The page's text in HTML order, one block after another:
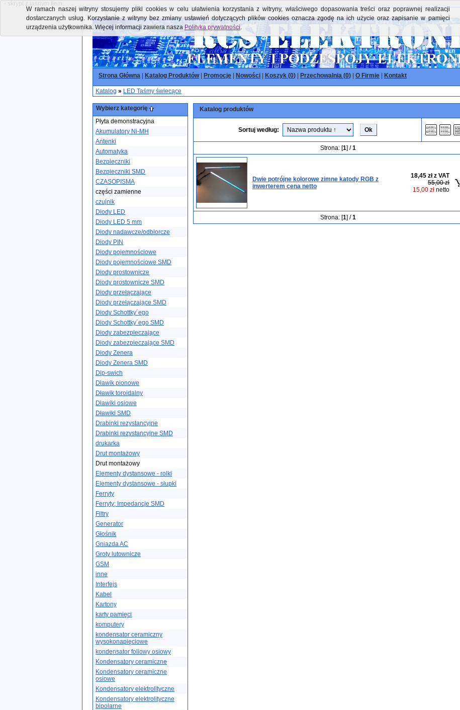
- skrypt z jasnym tłem:
Strona Główna Katalog Produktów| Promocje Nowości Koszyk (0) Przechowalnia (0) O Firmie Kontakt
Katalog » LED Taśmy świecące
Wybierz kategorię
Płyta demonstracyjna
Akumulatory Ni-MH
Antenki
Automatyka
Bezpieczniki
Bezpieczniki SMD
CZASOPISMA
części zamienne
czujnik
Diody LED
Diody LED 5 mm
Diody nadawcze/odbiorcze
Diody PIN
Diody pojemnościowe
Diody pojemnościowe SMD
Diody prostownicze
Diody prostownicze SMD
Diody przełączające
Diody przełączające SMD
Diody Schottky´ego
Diody Schottky´ego SMD
Diody zabezpieczające
Diody zabezpieczające SMD
Diody Zenera
Diody Zenera SMD
Dip-swich
Dławik pionowe
Dławik toroidalny
Dławiki osiowe
Dławiki SMD
Drabinki rezystancyjne
Drabinki rezystancyjne SMD
drukarka
Drut montażowy
Drut montażowy
Elementy dystansowe - rolki
Elementy dystansowe - słupki
Ferryty
Ferryty; Impedancje SMD
Filtry
Generator
Głośnik
Gniazda AC
Groty lutownicze
GSM
inne
Interfejs
Kabel
Kartony
karty pamięci
komputery
kondensator ceramiczny
wysokonapięciowe
kondensator foliowy osiowy
Kondensatory ceramiczne
Kondensatory ceramiczne
osiowe
Kondensatory elektrolityczne
Kondensatory elektrolityczne
bipolarne
Katalog produktów
Sortuj według:
Strona: [1] /1
Dwie potrójne kolorowe zimne katody RGB z
inwerterem cena netto
18,45 zł z VAT
55,00 zł
15,00 zł netto
Strona: [1] /1
W ramach naszej witryny stosujemy pliki cookies w celu ułatwienia korzystania z witryny, właściwego dopasowania treści oraz poprawnej realizacji
dostarczanych usług. Korzystanie z witryny bez zmiany ustawień dotyczących plików cookies oznacza zgodę na ich użycie oraz zapisanie w pamięci
urządzenia użytkownika. Więcej informacji zawiera nasza Polityka prywatności.